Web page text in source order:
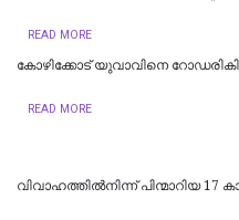
READ MORE
കോഴിക്കോട് യുവാവിനെ
READ MORE
വിവാഹത്തിൽനിന്ന് പിന്മാറിയ 17